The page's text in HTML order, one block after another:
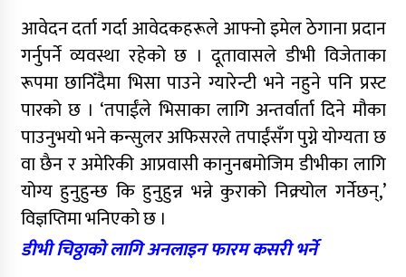
आवेदन दर्ता गर्दा आवेदकहरूले आफ्नो इमेल ठेगाना प्रदान
गर्नुपर्ने व्यवस्था रहेको छ । दूतावासले डीभी विजेताका
रूपमा छानिँदैमा भिसा पाउने ग्यारेन्टी भने नहुने पनि प्रस्ट
पारको छ । ‘तपाईंले भिसाका लागि अन्तर्वार्ता दिने मौका
पाउनुभयो भने कन्सुलर अफिसरले तपाईंसँग पुग्ने योग्यता छ
वा छैन र अमेरिकी आप्रवासी कानुनबमोजिम डीभीका लागि
योग्य हुनुहुन्छ कि हुनुहुन्न भन्ने कुराको निक्र्योल गर्नेछन्,’
विज्ञप्तिमा भनिएको छ ।
डीभी चिठ्ठाको लागि अनलाइन फारम कसरी भर्ने